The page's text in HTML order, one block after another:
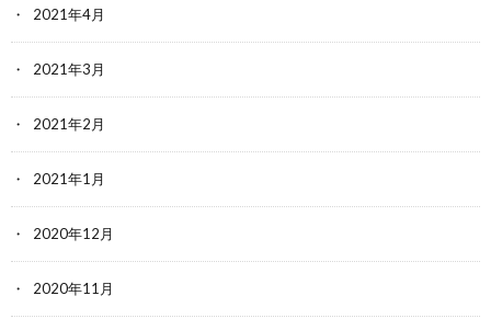
2021年4月
2021年3月
2021年2月
2021年1月
2020年12月
2020年11月